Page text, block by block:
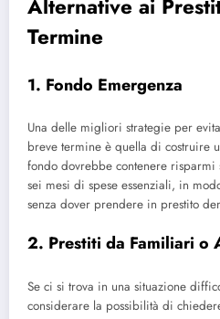
Alternative ai
Termine
1. Fondo Emergenza
Una delle migliori strategie per
breve termine è quella di costruire
fondo dovrebbe contenere
sei mesi di spese essenziali, in
senza dover prendere in prestito
2. Prestiti da Familiari o
Se ci si trova in una situazione
considerare la possibilità di